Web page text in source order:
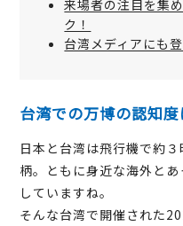
来場者の注目を集
ク！
台湾メディアにも
台湾での万博の認知度
日本と台湾は飛行機で約
柄。ともに身近な海外と
していますね。
そんな台湾で開催された